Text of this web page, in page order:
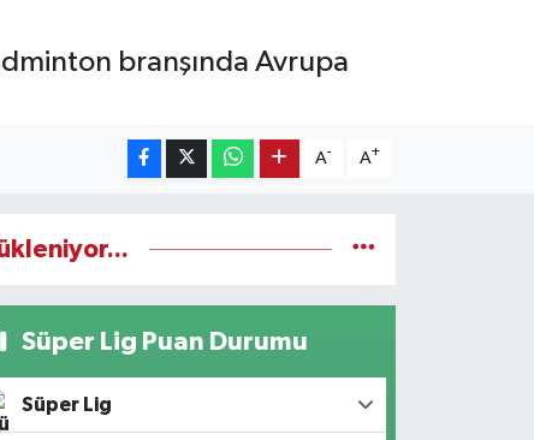
branşında Avrupa
A- A+
Süper Lig Puan Durumu
Süper Lig